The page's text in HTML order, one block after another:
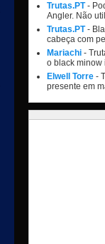
Trutas.PT-
Angler. Não
Trutas.PT-
cabeça com
Mariachi -
o black
Elwell Torre -
presente em